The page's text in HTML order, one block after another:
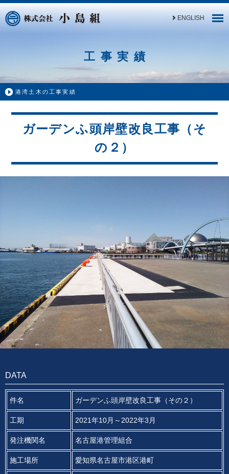
ENGLISH
工事実績
港湾土木の工事実績
ガーデンふ頭岸壁改良工事（そ
の２）
DATA
件名 ガーデンふ頭岸壁改良工事（その２）
工期 2021年10月～2022年3月
発注機関名 名古屋港管理組合
施工場所 愛知県名古屋市港区港町